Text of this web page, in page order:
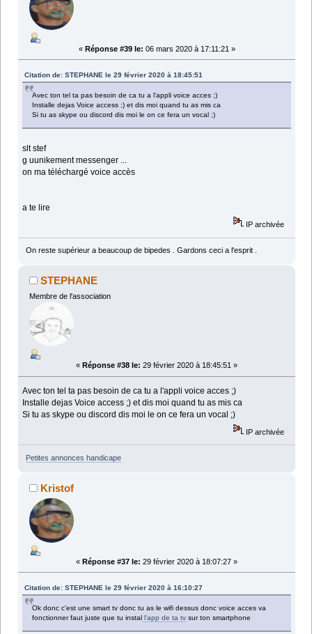
« Réponse #39 le: 06 mars 2020 à 17:11:21 »
Citation de: STEPHANE le 29 février 2020 à 18:45:51
Avec ton tel ta pas besoin de ca tu a l'appli voice acces ;)
Installe dejas Voice access ;) et dis moi quand tu as mis ca
Si tu as skype ou discord dis moi le on ce fera un vocal ;)
slt stef
g uunikement messenger ...
on ma téléchargé voice accès
a te lire
IP archivée
On reste supérieur a beaucoup de bipedes . Gardons ceci a l'esprit .
STEPHANE
Membre de l'association
« Réponse #38 le: 29 février 2020 à 18:45:51 »
Avec ton tel ta pas besoin de ca tu a l'appli voice acces ;)
Installe dejas Voice access ;) et dis moi quand tu as mis ca
Si tu as skype ou discord dis moi le on ce fera un vocal ;)
IP archivée
Petites annonces handicape
Kristof
« Réponse #37 le: 29 février 2020 à 18:07:27 »
Citation de: STEPHANE le 29 février 2020 à 16:10:27
Ok donc c'est une smart tv donc tu as le wifi dessus donc voice acces va
fonctionner faut juste que tu instal l'app de ta tv sur ton smartphone